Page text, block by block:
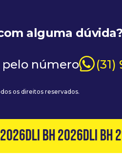
alguma dúvida?
pelo número (31)
os direitos reservados.
DLI BH 2026DLI BH